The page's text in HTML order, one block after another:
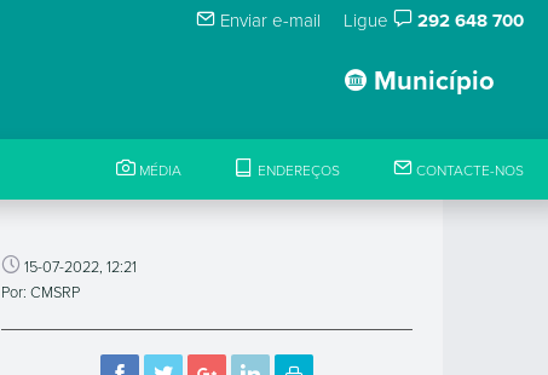
Enviar e-mail Ligue 292 648 700
Município
MÉDIA ENDEREÇOS CONTACTE-NOS
15-07-2022, 12:21
Por: CMSRP